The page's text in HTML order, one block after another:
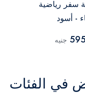
سفر رياضية
- أسود
جنيه
في الفئات